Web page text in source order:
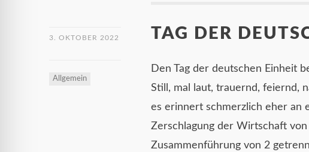
3. OKTOBER 2022
Allgemein
TAG DER
Den Tag der deutschen Einheit
Still, mal laut, trauernd, feiernd,
es erinnert schmerzlich eher an
Zerschlagung der Wirtschaft
Zusammenführung von 2